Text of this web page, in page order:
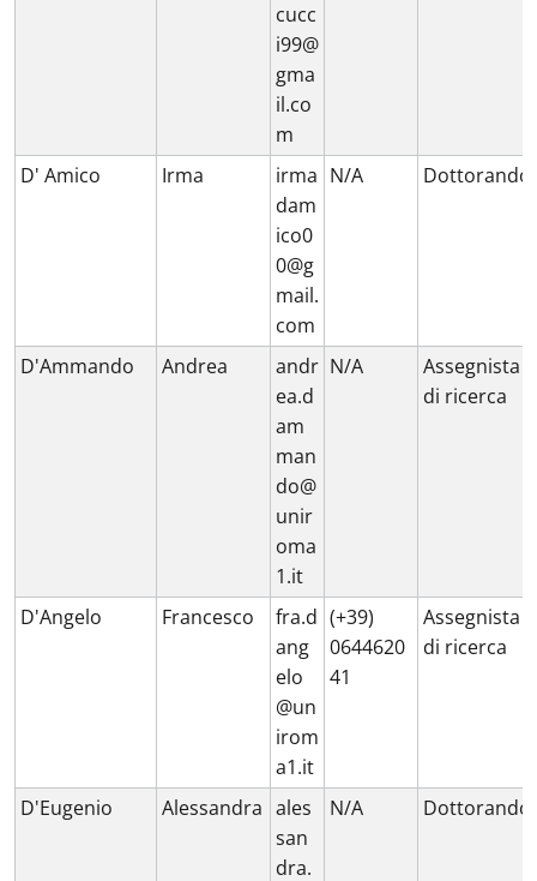
cucc
i99@
gma
il.co
m
D' Amico Irma
irma
dam
ico0
0@g
mail.
com
N/A Dottorando
D'Ammando Andrea
andr
ea.d
am
man
do@
unir
oma
1.it
N/A
Assegnista
di ricerca
D'Angelo Francesco
fra.d
ang
elo
@un
irom
a1.it
(+39)
0644620
41
Assegnista
di ricerca
D'Eugenio Alessandra ales
san
dra.
N/A Dottorando